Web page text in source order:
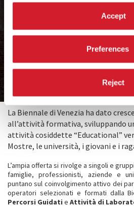
Accept
Preferences
Reject
BIENNALE
PROFESSIONISTI
La Biennale di Venezia ha dato
all’attività formativa, sviluppando
attività cosiddette “Educational”
Mostre, le università, i giovani e i
L’ampia offerta si rivolge a singoli e
famiglie, professionisti, aziende e
puntano sul coinvolgimento attivo dei
operatori selezionati e formati dalla
Percorsi Guidati e Attività di